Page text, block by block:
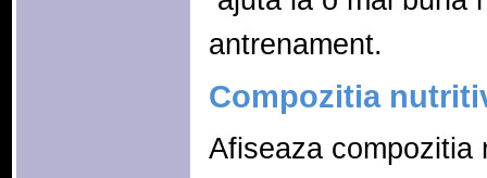
antrenament.
Compozitia
Afiseaza compozitia